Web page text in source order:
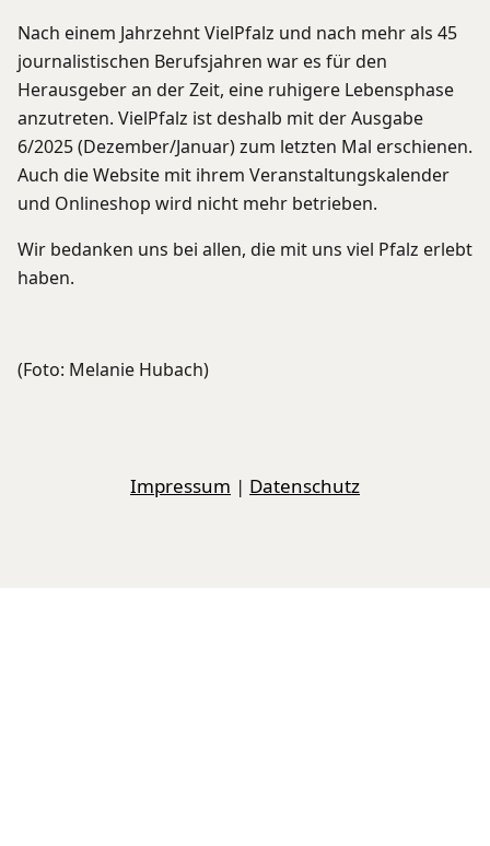
Nach einem Jahrzehnt VielPfalz und nach mehr als 45
journalistischen Berufsjahren war es für den
Herausgeber an der Zeit, eine ruhigere Lebensphase
anzutreten. VielPfalz ist deshalb mit der Ausgabe
6/2025 (Dezember/Januar) zum letzten Mal erschienen.
Auch die Website mit ihrem Veranstaltungskalender
und Onlineshop wird nicht mehr betrieben.
Wir bedanken uns bei allen, die mit uns viel Pfalz erlebt
haben.
(Foto: Melanie Hubach)
Impressum | Datenschutz